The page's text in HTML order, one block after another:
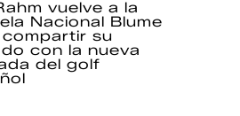
vuelve a la
Nacional Blume
su
con la nueva
del golf